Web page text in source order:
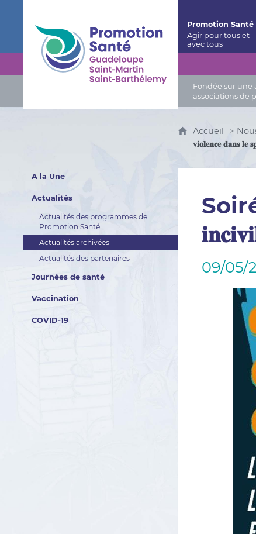
Fondée sur une
associations de
Promotion Santé
A la Une
Actualités
Actualités des programmes de
Promotion Santé
Actualités archivées
Actualités des partenaires
Journées de santé
Vaccination
COVID-19
Accueil
𝐯𝐢𝐨𝐥𝐞𝐧𝐜𝐞 𝐝𝐚𝐧𝐬 𝐥𝐞
09/05/